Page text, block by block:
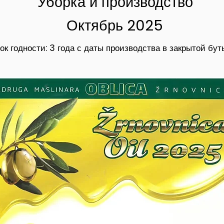
Октябрь 2025
годности: 3 года с даты производства в закрытой